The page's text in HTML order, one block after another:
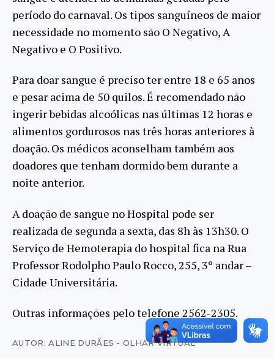
período do carnaval. Os tipos sanguíneos de maior
necessidade no momento são O Negativo, A
Negativo e O Positivo.
Para doar sangue é preciso ter entre 18 e 65 anos
e pesar acima de 50 quilos. É recomendado não
ingerir bebidas alcoólicas nas últimas 12 horas e
alimentos gordurosos nas três horas anteriores à
doação. Os médicos aconselham também aos
doadores que tenham dormido bem durante a
noite anterior.
A doação de sangue no Hospital pode ser
realizada de segunda a sexta, das 8h às 13h30. O
Serviço de Hemoterapia do hospital fica na Rua
Professor Rodolpho Paulo Rocco, 255, 3º andar –
Cidade Universitária.
Outras informações pelo telefone 2562-2305.
AUTOR: ALINE DURÃES - OLHAR VIRTUAL